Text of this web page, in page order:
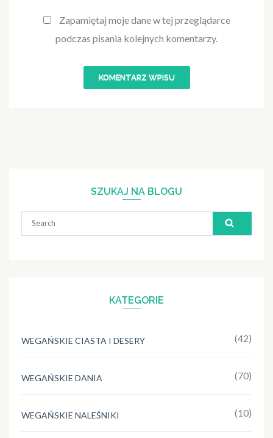
Zapamiętaj moje dane w tej przeglądarce
podczas pisania kolejnych komentarzy.
SZUKAJ NA BLOGU
Search
for:
KATEGORIE
WEGAŃSKIE CIASTA I DESERY (42)
WEGAŃSKIE DANIA (70)
WEGAŃSKIE NALEŚNIKI (10)